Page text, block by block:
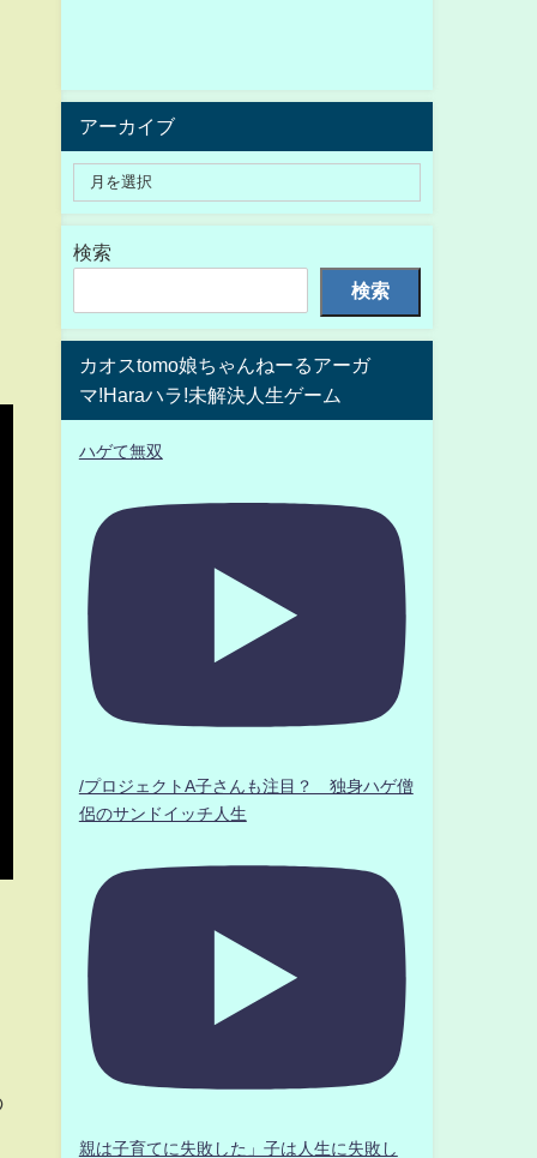
アーカイブ
検索
検索
カオスtomo娘ちゃんねーるアーガ
マ!Haraハラ!未解決人生ゲーム
ハゲて無双
/プロジェクトA子さんも注目？ 独身ハゲ僧
侶のサンドイッチ人生
親は子育てに失敗した」子は人生に失敗し